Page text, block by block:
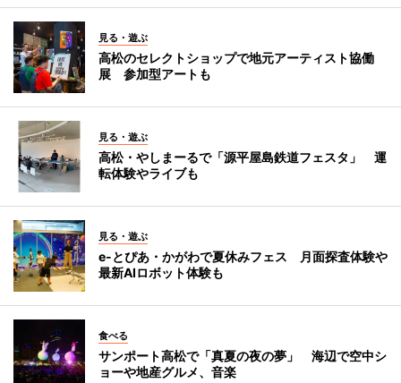
見る・遊ぶ
高松のセレクトショップで地元アーティスト協働
展 参加型アートも
見る・遊ぶ
高松・やしまーるで「源平屋島鉄道フェスタ」 運
転体験やライブも
見る・遊ぶ
e-とぴあ・かがわで夏休みフェス 月面探査体験や
最新AIロボット体験も
食べる
サンポート高松で「真夏の夜の夢」 海辺で空中シ
ョーや地産グルメ、音楽